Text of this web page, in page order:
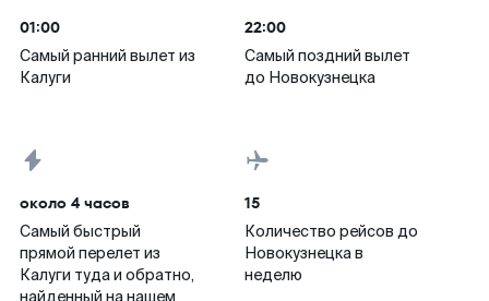
01:00
Самый ранний вылет из
Калуги
22:00
Самый поздний вылет
до Новокузнецка
около 4 часов
Самый быстрый
прямой перелет из
Калуги туда и обратно,
найденный на нашем
15
Количество рейсов до
Новокузнецка в
неделю